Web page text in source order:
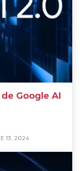
Google AI
13, 2024